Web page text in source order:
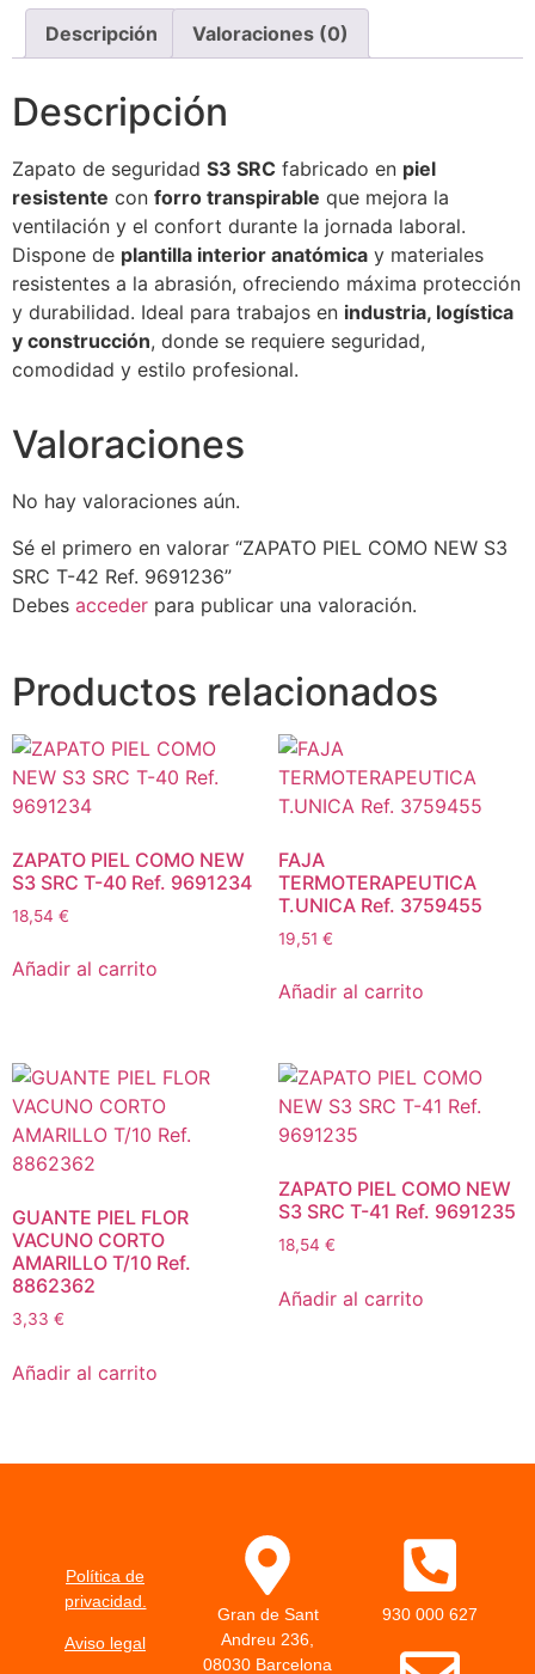
Descripción Valoraciones (0)
Descripción
Zapato de seguridad S3 SRC fabricado en piel
resistente con forro transpirable que mejora la
ventilación y el confort durante la jornada laboral.
Dispone de plantilla interior anatómica y materiales
resistentes a la abrasión, ofreciendo máxima protección
y durabilidad. Ideal para trabajos en industria, logística
y construcción, donde se requiere seguridad,
comodidad y estilo profesional.
Valoraciones
No hay valoraciones aún.
Sé el primero en valorar “ZAPATO PIEL COMO NEW S3
SRC T-42 Ref. 9691236”
Debes acceder para publicar una valoración.
Productos relacionados
ZAPATO PIEL COMO NEW
S3 SRC T-40 Ref. 9691234
18,54 €
Añadir al carrito
FAJA
TERMOTERAPEUTICA
T.UNICA Ref. 3759455
19,51 €
Añadir al carrito
GUANTE PIEL FLOR
VACUNO CORTO
AMARILLO T/10 Ref.
8862362
3,33 €
Añadir al carrito
ZAPATO PIEL COMO NEW
S3 SRC T-41 Ref. 9691235
18,54 €
Añadir al carrito
Política de
privacidad.
Aviso legal
Gran de Sant
Andreu 236,
08030 Barcelona
930 000 627